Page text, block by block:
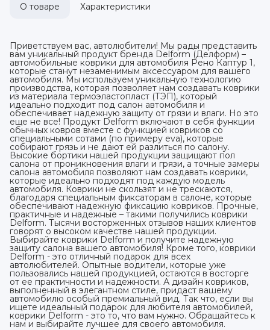
О товаре Характеристики
Приветствуем вас, автолюбители! Мы рады представить
вам уникальный продукт бренда Delform (Делформ) –
автомобильные коврики для автомобиля Рено Каптур 1,
которые станут незаменимым аксессуаром для вашего
автомобиля. Мы используем уникальную технологию
производства, которая позволяет нам создавать коврики
из материала термоэластопласт (ТЭП), который
идеально подходит под салон автомобиля и
обеспечивает надежную защиту от грязи и влаги. Но это
еще не все! Продукт Delform включают в себя функции
обычных ковров вместе с функцией ковриков со
специальными сотами (по примеру eva), которые
собирают грязь и не дают ей разлиться по салону.
Высокие бортики нашей продукции защищают пол
салона от проникновения влаги и грязи, а точные замеры
салона автомобиля позволяют нам создавать коврики,
которые идеально подходят под каждую модель
автомобиля. Коврики не скользят и не трескаются,
благодаря специальным фиксаторам в салоне, которые
обеспечивают надежную фиксацию ковриков. Прочные,
практичные и надежные – такими получились коврики
Delform. Тысячи восторженных отзывов наших клиентов
говорят о высоком качестве нашей продукции.
Выбирайте коврики Delform и получите надежную
защиту салона вашего автомобиля! Кроме того, коврики
Delform - это отличный подарок для всех
автолюбителей. Опытные водители, которые уже
пользовались нашей продукцией, остаются в восторге
от ее практичности и надежности. А дизайн ковриков,
выполненный в элегантном стиле, придаст вашему
автомобилю особый премиальный вид. Так что, если вы
ищете идеальный подарок для любителя автомобилей,
коврики Delform - это то, что вам нужно. Обращайтесь к
нам и выбирайте лучшее для своего автомобиля.